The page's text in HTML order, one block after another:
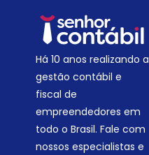
Há 10 anos realizando a
gestão contábil e
fiscal de
empreendedores em
todo o Brasil. Fale com
nossos especialistas e